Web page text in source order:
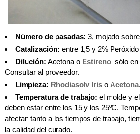
Número de pasadas: 3, mojado
Catalización: entre 1,5 y 2%
Dilución: Acetona o Estireno, sólo
Consultar al proveedor.
Limpieza: Rhodiasolv Iris o Acetona.
Temperatura de trabajo: el molde y
deben estar entre los 15 y los 25ºC.
afectan tanto a los tiempos de trabajo,
la calidad del curado.